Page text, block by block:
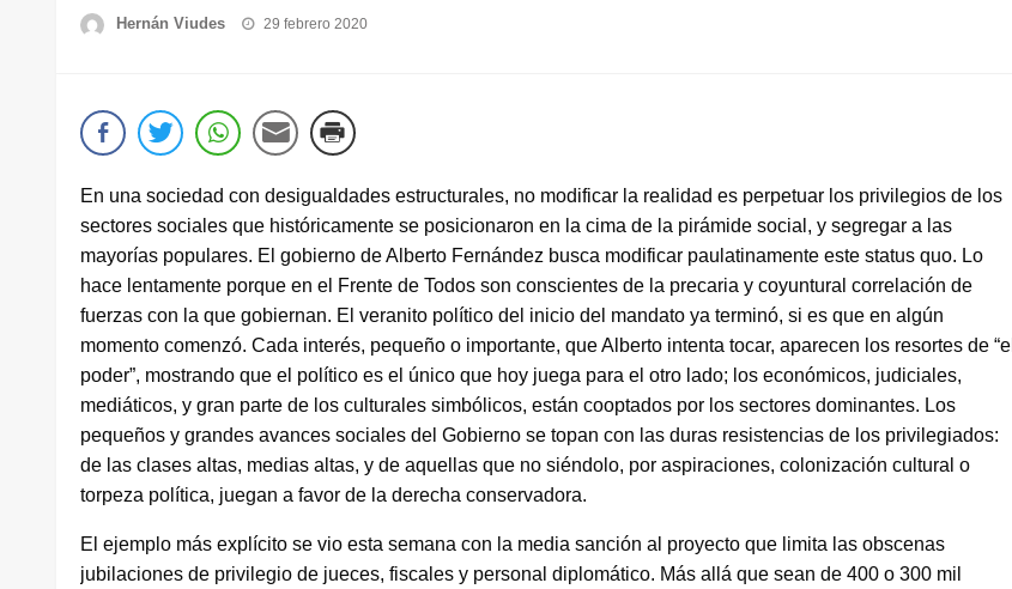
Hernán Viudes
Publicado
29 febrero 2020
En una sociedad con desigualdades estructurales, no modificar la realidad es perpetuar los privilegios de los
sectores sociales que históricamente se posicionaron en la cima de la pirámide social, y segregar a las
mayorías populares. El gobierno de Alberto Fernández busca modificar paulatinamente este status quo. Lo
hace lentamente porque en el Frente de Todos son conscientes de la precaria y coyuntural correlación de
fuerzas con la que gobiernan. El veranito político del inicio del mandato ya terminó, si es que en algún
momento comenzó. Cada interés, pequeño o importante, que Alberto intenta tocar, aparecen los resortes de “el
poder”, mostrando que el político es el único que hoy juega para el otro lado; los económicos, judiciales,
mediáticos, y gran parte de los culturales simbólicos, están cooptados por los sectores dominantes. Los
pequeños y grandes avances sociales del Gobierno se topan con las duras resistencias de los privilegiados:
de las clases altas, medias altas, y de aquellas que no siéndolo, por aspiraciones, colonización cultural o
torpeza política, juegan a favor de la derecha conservadora.
El ejemplo más explícito se vio esta semana con la media sanción al proyecto que limita las obscenas
jubilaciones de privilegio de jueces, fiscales y personal diplomático. Más allá que sean de 400 o 300 mil